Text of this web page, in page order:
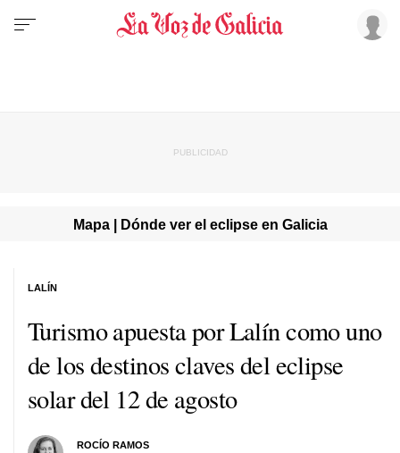
Mapa | Dónde ver el eclipse en Galicia
Turismo apuesta por Lalín como uno
de los destinos claves del eclipse
solar del 12 de agosto
ROCÍO RAMOS
LALÍN